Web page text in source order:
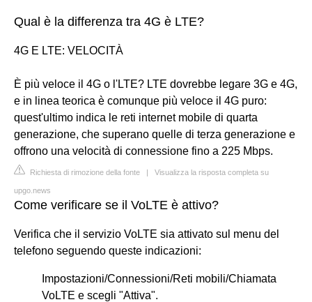
Qual è la differenza tra 4G è LTE?
4G E LTE: VELOCITÀ
È più veloce il 4G o l'LTE? LTE dovrebbe legare 3G e 4G,
e in linea teorica è comunque più veloce il 4G puro:
quest'ultimo indica le reti internet mobile di quarta
generazione, che superano quelle di terza generazione e
offrono una velocità di connessione fino a 225 Mbps.
Richiesta di rimozione della fonte | Visualizza la risposta completa su
upgo.news
Come verificare se il VoLTE è attivo?
Verifica che il servizio VoLTE sia attivato sul menu del
telefono seguendo queste indicazioni:
Impostazioni/Connessioni/Reti mobili/Chiamata
VoLTE e scegli "Attiva".